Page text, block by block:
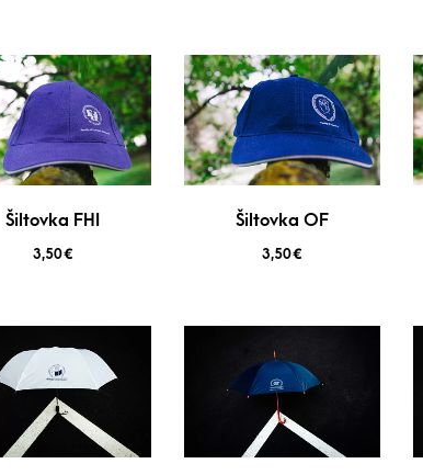
Šiltovka FHI
3,50€
Šiltovka OF
3,50€